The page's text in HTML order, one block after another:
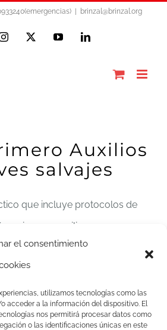
el consentimiento
utilizamos tecnologías como las
acceder a la información del dispositivo. El
nos permitirá procesar datos como
o las identificaciones únicas en este
brinzal@brinzal.org
Instagram YouTubeLinkedIn
Auxilios
salvajes
que incluye protocolos de
primeros auxilios y
en diferentes grupos
habitualmente utilizadas
de fauna salvaje.